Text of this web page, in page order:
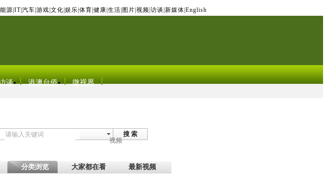
能源 IT| 汽车 游戏 文化 娱乐 体育 健康 生活 图片 视频 访谈 新媒体 English
谈 港澳台侨 微视界
搜 索
视频
分类浏览 大家都在看 最新视频